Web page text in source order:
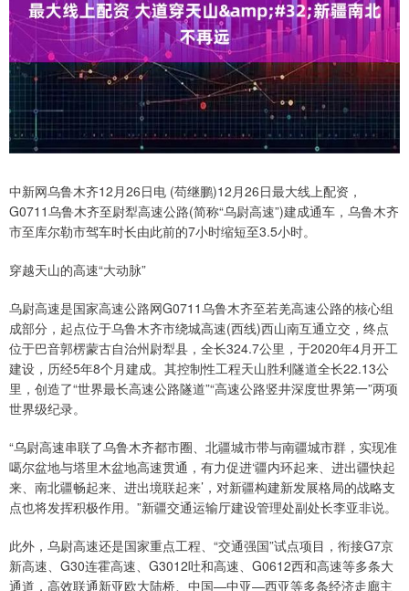
中新网乌鲁木齐12月26日电 (苟继鹏)12月26日最大线上配资，
G0711乌鲁木齐至尉犁高速公路(简称“乌尉高速”)建成通车，乌鲁木齐
市至库尔勒市驾车时长由此前的7小时缩短至3.5小时。
穿越天山的高速“大动脉”
乌尉高速是国家高速公路网G0711乌鲁木齐至若羌高速公路的核心组
成部分，起点位于乌鲁木齐市绕城高速(西线)西山南互通立交，终点
位于巴音郭楞蒙古自治州尉犁县，全长324.7公里，于2020年4月开工
建设，历经5年8个月建成。其控制性工程天山胜利隧道全长22.13公
里，创造了“世界最长高速公路隧道”“高速公路竖井深度世界第一”两项
世界级纪录。
“乌尉高速串联了乌鲁木齐都市圈、北疆城市带与南疆城市群，实现准
噶尔盆地与塔里木盆地高速贯通，有力促进‘疆内环起来、进出疆快起
来、南北疆畅起来、进出境联起来’，对新疆构建新发展格局的战略支
点也将发挥积极作用。”新疆交通运输厅建设管理处副处长李亚非说。
此外，乌尉高速还是国家重点工程、“交通强国”试点项目，衔接G7京
新高速、G30连霍高速、G3012吐和高速、G0612西和高速等多条大
通道，高效联通新亚欧大陆桥、中国—中亚—西亚等多条经济走廊主